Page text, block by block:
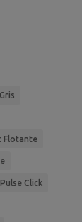
Flotante
Pulse Click